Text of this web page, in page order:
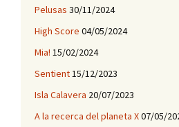
Pelusas 30/11/2024
High Score 04/05/2024
Mia! 15/02/2024
Sentient15/12/2023
Isla Calavera 20/07/2023
A la recerca del planeta X07/05/